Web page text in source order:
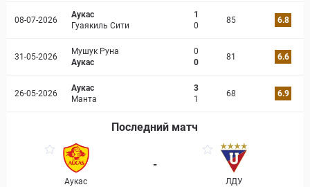
08-07-2026
Аукас
Гуаякиль Сити
1
0
85 6.8
31-05-2026
Мушук Руна
Аукас
0
0
81 6.6
26-05-2026
Аукас
Манта
3
1
68 6.9
Последний матч
Аукас
-
ЛДУ